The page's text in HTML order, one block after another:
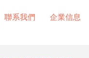
聯系我們 企業信息